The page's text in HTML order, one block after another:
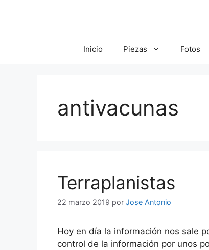
Inicio Piezas Fotos
antivacunas
Terraplanistas
22 marzo 2019 por Jose Antonio
Hoy en día la información nos sale
control de la información por unos